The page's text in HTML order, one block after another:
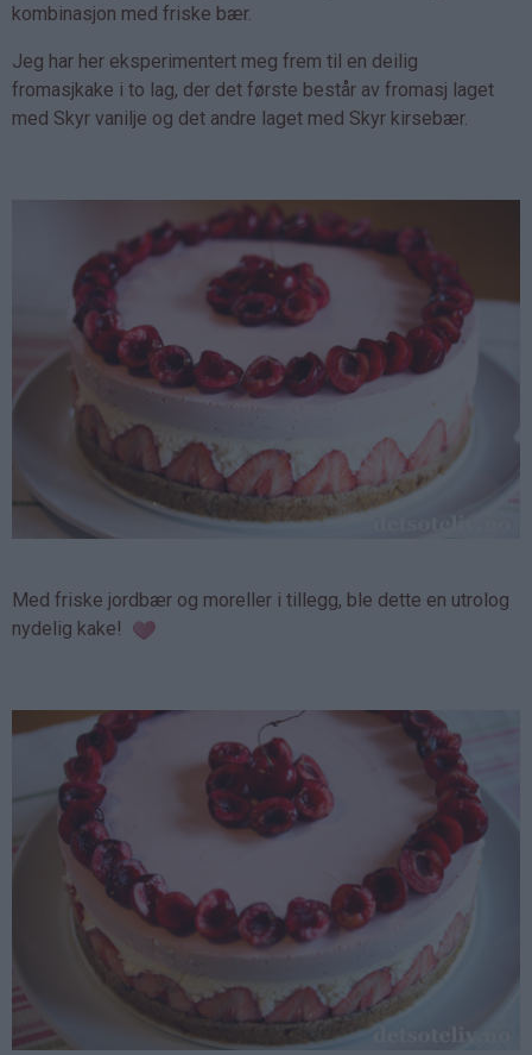
kombinasjon med friske bær.
Jeg har her eksperimentert meg frem til en deilig
fromasjkake i to lag, der det første består av fromasj laget
med Skyr vanilje og det andre laget med Skyr kirsebær.
Med friske jordbær og moreller i tillegg, ble dette en utrolog
nydelig kake!